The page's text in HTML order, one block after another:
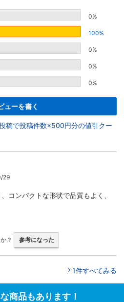
0%
100%
0%
0%
0%
ューを書く
稿で投稿件数×500円分の値引クー
4
29
コンパクトな形状で品質もよく、
？ 参考になった
1件すべてみる
商品もあります！